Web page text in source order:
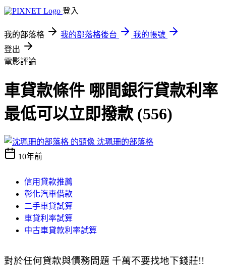
登入
我的部落格 我的部落格後台
我的帳號
登出
電影評論
車貸款條件 哪間銀行貸款利率
最低可以立即撥款 (556)
沈珮珊的部落格
10年前
信用貸款推薦
彰化汽車借款
二手車貸試算
車貸利率試算
中古車貸款利率試算
對於任何貸款與債務問題 千萬不要找地下錢莊!!